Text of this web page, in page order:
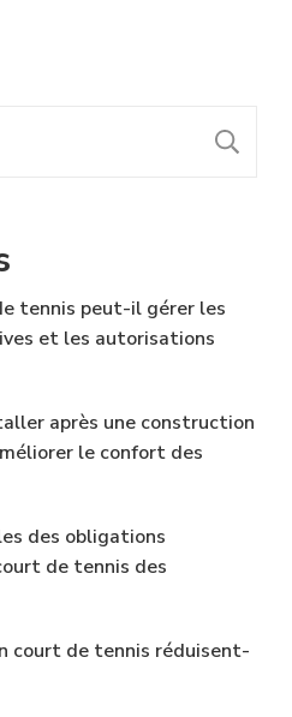
tennis peut-il gérer les
et les autorisations
après une construction
le confort des
des obligations
de tennis des
court de tennis réduisent-